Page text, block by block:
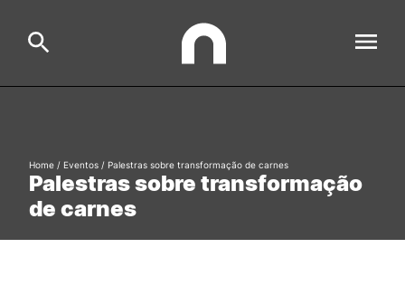
Estudar
Formative Offer
Palestras sobre transformação
de carnes
Home / Eventos / Palestras sobre transformação de carnes